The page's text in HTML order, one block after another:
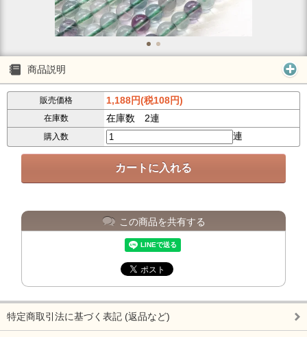
商品説明
販売価格 1,188円(税108円)
在庫数 在庫数 2連
購入数 連
この商品を共有する
特定商取引法に基づく表記 (返品など)